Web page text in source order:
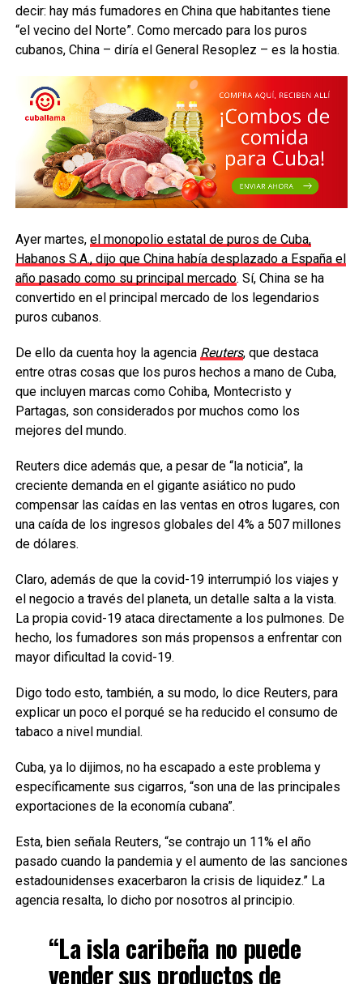
decir: hay más fumadores en China que habitantes tiene
“el vecino del Norte”. Como mercado para los puros
cubanos, China – diría el General Resoplez – es la hostia.
Ayer martes, el monopolio estatal de puros de Cuba,
Habanos S.A., dijo que China había desplazado a España el
año pasado como su principal mercado. Sí, China se ha
convertido en el principal mercado de los legendarios
puros cubanos.
De ello da cuenta hoy la agencia Reuters, que destaca
entre otras cosas que los puros hechos a mano de Cuba,
que incluyen marcas como Cohiba, Montecristo y
Partagas, son considerados por muchos como los
mejores del mundo.
Reuters dice además que, a pesar de “la noticia”, la
creciente demanda en el gigante asiático no pudo
compensar las caídas en las ventas en otros lugares, con
una caída de los ingresos globales del 4% a 507 millones
de dólares.
Claro, además de que la covid-19 interrumpió los viajes y
el negocio a través del planeta, un detalle salta a la vista.
La propia covid-19 ataca directamente a los pulmones. De
hecho, los fumadores son más propensos a enfrentar con
mayor dificultad la covid-19.
Digo todo esto, también, a su modo, lo dice Reuters, para
explicar un poco el porqué se ha reducido el consumo de
tabaco a nivel mundial.
Cuba, ya lo dijimos, no ha escapado a este problema y
específicamente sus cigarros, “son una de las principales
exportaciones de la economía cubana”.
Esta, bien señala Reuters, “se contrajo un 11% el año
pasado cuando la pandemia y el aumento de las sanciones
estadounidenses exacerbaron la crisis de liquidez.” La
agencia resalta, lo dicho por nosotros al principio.
“La isla caribeña no puede
vender sus productos de